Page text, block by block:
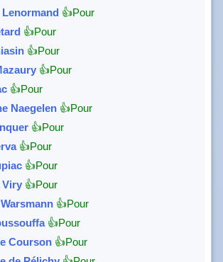
👍Pour
👍Pour
👍Pour
👍Pour
👍Pour
Naegelen 👍Pour
👍Pour
👍Pour
👍Pour
Viry 👍Pour
👍Pour
👍Pour
Courson 👍Pour